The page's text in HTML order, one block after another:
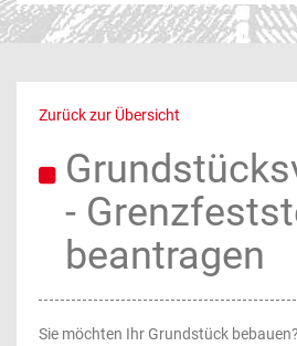
Zurück zur Übersicht
-
beantragen
Sie möchten Ihr Grundstück